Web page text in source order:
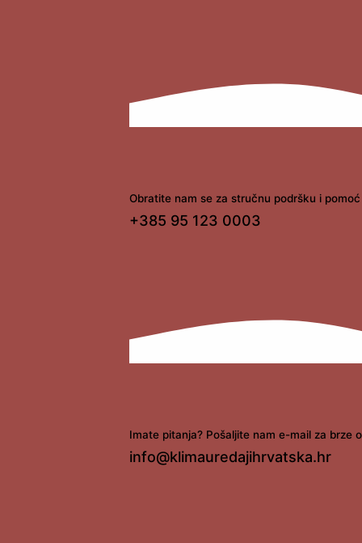
Obratite nam se za stručnu podršku i
+385 95 123 0003
Imate pitanja? Pošaljite nam e-mail za brze
info@klimauredajihrvatska.hr